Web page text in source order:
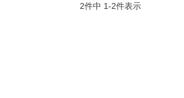
2件中 1-2件表示